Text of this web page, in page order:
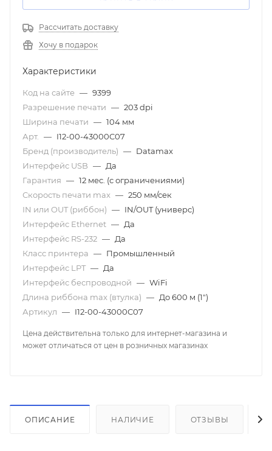
Рассчитать доставку
Хочу в подарок
Характеристики
Код на сайте — 9399
Разрешение печати — 203 dpi
Ширина печати — 104 мм
Арт. — I12-00-43000C07
Бренд (производитель) — Datamax
Интерфейс USB — Да
Гарантия — 12 мес. (с ограничениями)
Скорость печати mаx — 250 мм/сек
IN или OUT (риббон) — IN/OUT (универс)
Интерфейс Ethernet — Да
Интерфейс RS-232 — Да
Класс принтера — Промышленный
Интерфейс LPT — Да
Интерфейс беспроводной — WiFi
Длина риббона max (втулка) — До 600 м (1")
Артикул — I12-00-43000C07
Цена действительна только для интернет-магазина и
может отличаться от цен в розничных магазинах
ОПИСАНИЕ НАЛИЧИЕ ОТЗЫВЫ